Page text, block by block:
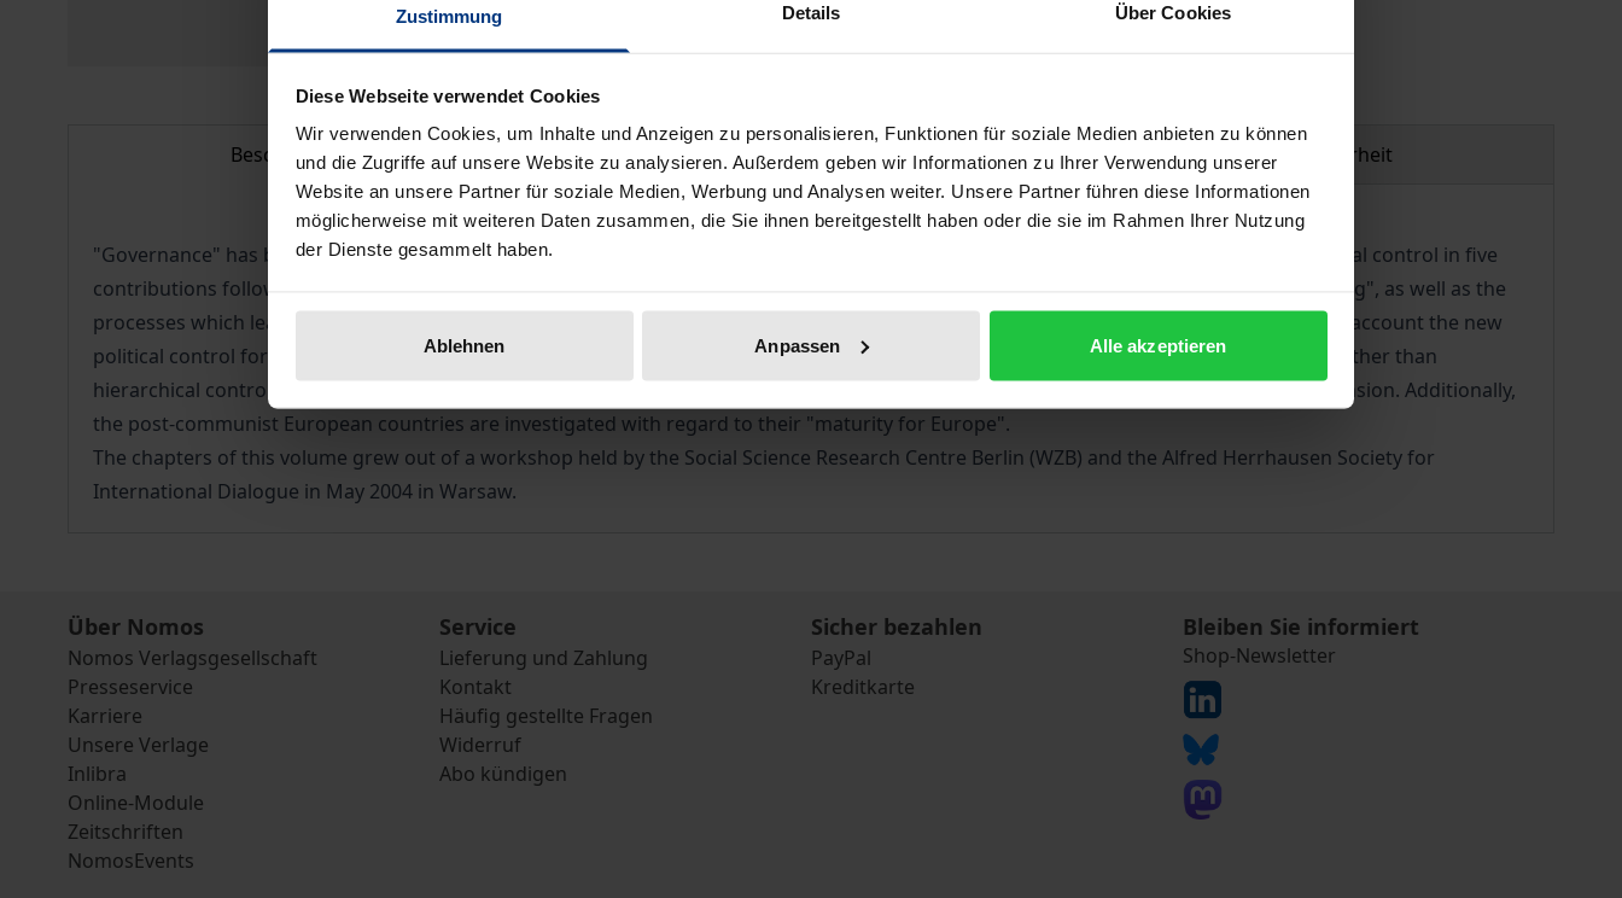
Zustimmung Details Über Cookies
Diese Webseite verwendet Cookies
Wir verwenden Cookies, um Inhalte und Anzeigen zu personalisieren, Funktionen für soziale Medien anbieten zu können
und die Zugriffe auf unsere Website zu analysieren. Außerdem geben wir Informationen zu Ihrer Verwendung unserer
Website an unsere Partner für soziale Medien, Werbung und Analysen weiter. Unsere Partner führen diese Informationen
möglicherweise mit weiteren Daten zusammen, die Sie ihnen bereitgestellt haben oder die sie im Rahmen Ihrer Nutzung
der Dienste gesammelt haben.
Ablehnen Anpassen Alle akzeptieren
Beschreibung Bibliografische Angaben Produktsicherheit
"Governance" has become the most popular research topic within the last few years. This volume discusses the Europeanisation of political control in five
contributions following different focal points. The first two contributions deal with the change of statehood in the context of "de-bordering", as well as the
processes which lead to a "Europeanisation" of political control. The following three articles discuss the Eastern enlargement, taking into account the new
political control forms. The authors examine whether precise customization difficulties of the new member countries can be handled by other than
hierarchical control forms, and analyse which role the European Commission grants these new control forms during the process of expansion. Additionally,
the post-communist European countries are investigated with regard to their "maturity for Europe".
The chapters of this volume grew out of a workshop held by the Social Science Research Centre Berlin (WZB) and the Alfred Herrhausen Society for
International Dialogue in May 2004 in Warsaw.
Über Nomos
Nomos Verlagsgesellschaft
Presseservice
Karriere
Unsere Verlage
Inlibra
Online-Module
Zeitschriften
NomosEvents
Service
Lieferung und Zahlung
Kontakt
Häufig gestellte Fragen
Widerruf
Abo kündigen
Sicher bezahlen
PayPal
Kreditkarte
Bleiben Sie informiert
Shop-Newsletter